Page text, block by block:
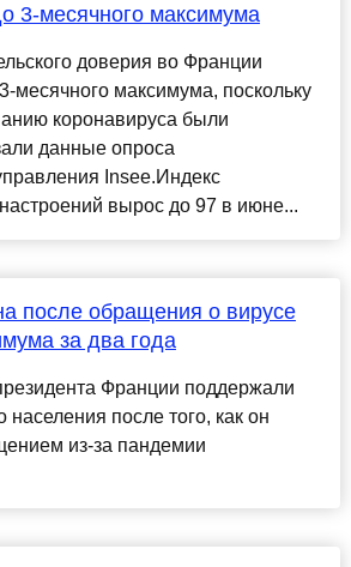
3-месячного максимума
доверия во Франции
месячного максимума, поскольку
коронавируса были
данные опроса
Insee.Индекс
вырос до 97 в июне...
после обращения о вирусе
за два года
Франции поддержали
после того, как он
из-за пандемии